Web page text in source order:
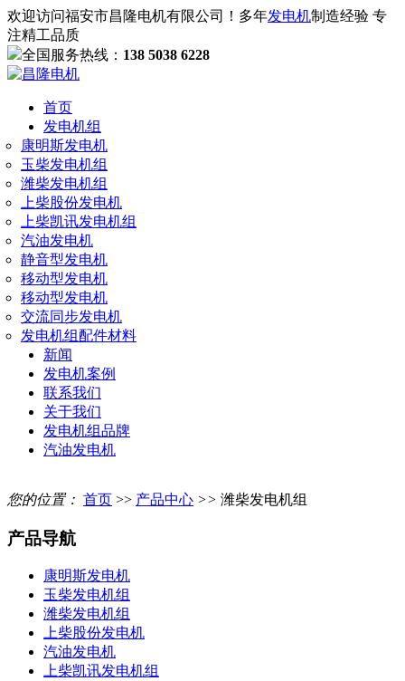
欢迎访问福安市昌隆电机有限公司！多年发电机制造经验 专
注精工品质
全国服务热线： 138 5038 6228
首页
发电机组
康明斯发电机
玉柴发电机组
潍柴发电机组
上柴股份发电机
上柴凯讯发电机组
汽油发电机
静音型发电机
移动型发电机
移动型发电机
交流同步发电机
发电机组配件材料
新闻
发电机案例
联系我们
关于我们
发电机组品牌
汽油发电机
您的位置： 首页 >> 产品中心 >> 潍柴发电机组
产品导航
康明斯发电机
玉柴发电机组
潍柴发电机组
上柴股份发电机
汽油发电机
上柴凯讯发电机组